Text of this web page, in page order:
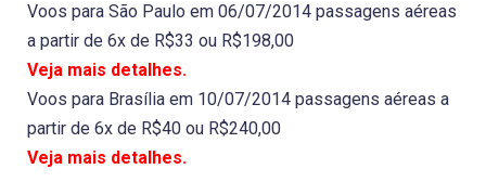
Voos para São Paulo em 06/07/2014 passagens aéreas
a partir de 6x de R$33 ou R$198,00
Veja mais detalhes.
Voos para Brasília em 10/07/2014 passagens aéreas a
partir de 6x de R$40 ou R$240,00
Veja mais detalhes.